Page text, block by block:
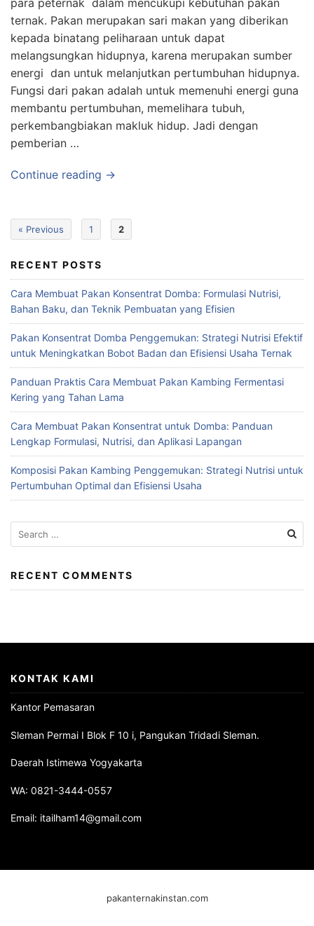
para peternak dalam mencukupi kebutuhan pakan
ternak. Pakan merupakan sari makan yang diberikan
kepada binatang peliharaan untuk dapat
melangsungkan hidupnya, karena merupakan sumber
energi dan untuk melanjutkan pertumbuhan hidupnya.
Fungsi dari pakan adalah untuk memenuhi energi guna
membantu pertumbuhan, memelihara tubuh,
perkembangbiakan makluk hidup. Jadi dengan
pemberian …
Continue reading →
« Previous 1 2
RECENT POSTS
Cara Membuat Pakan Konsentrat Domba: Formulasi Nutrisi,
Bahan Baku, dan Teknik Pembuatan yang Efisien
Pakan Konsentrat Domba Penggemukan: Strategi Nutrisi Efektif
untuk Meningkatkan Bobot Badan dan Efisiensi Usaha Ternak
Panduan Praktis Cara Membuat Pakan Kambing Fermentasi
Kering yang Tahan Lama
Cara Membuat Pakan Konsentrat untuk Domba: Panduan
Lengkap Formulasi, Nutrisi, dan Aplikasi Lapangan
Komposisi Pakan Kambing Penggemukan: Strategi Nutrisi untuk
Pertumbuhan Optimal dan Efisiensi Usaha
Search
for:
RECENT COMMENTS
KONTAK KAMI
Kantor Pemasaran
Sleman Permai I Blok F 10 i, Pangukan Tridadi Sleman.
Daerah Istimewa Yogyakarta
WA: 0821-3444-0557
Email: itailham14@gmail.com
pakanternakinstan.com